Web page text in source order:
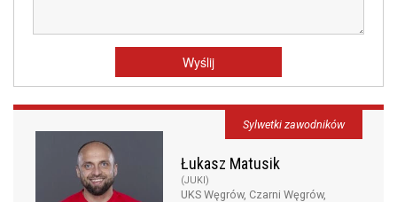
Łukasz Matusik
(JUKI)
UKS Węgrów, Czarni Węgrów,
Sylwetki zawodników